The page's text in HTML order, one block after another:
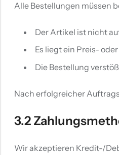
Alle Bestellungen müssen
Der Artikel ist nicht
Es liegt ein Preis-
Die Bestellung
Nach erfolgreicher
3.2
Wir akzeptieren Kredit-/